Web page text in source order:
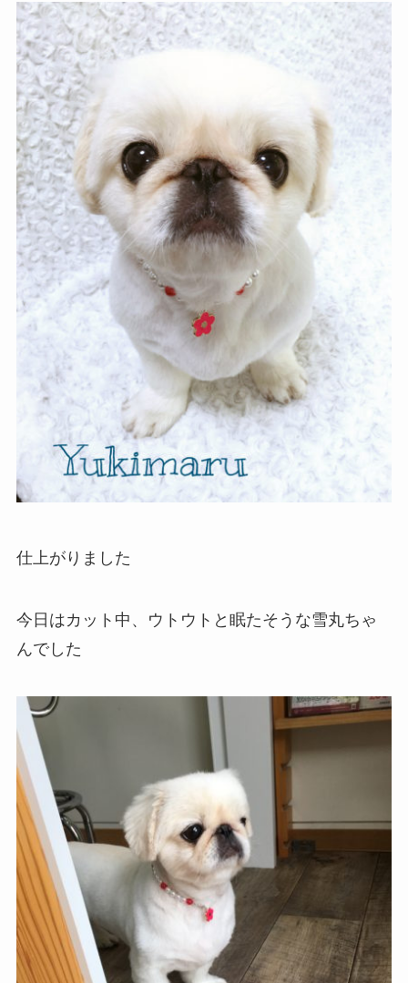
仕上がりました
今日はカット中、ウトウトと眠たそうな雪丸ちゃ
んでした